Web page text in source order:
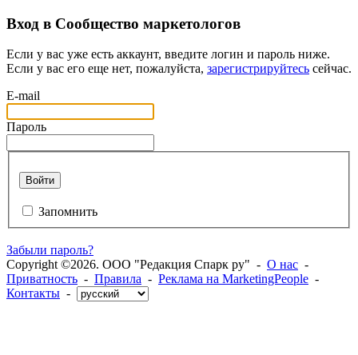
Вход в Сообщество маркетологов
Если у вас уже есть аккаунт, введите логин и пароль ниже.
Если у вас его еще нет, пожалуйста, зарегистрируйтесь сейчас.
E-mail
Пароль
Войти
Запомнить
Забыли пароль?
Copyright ©2026. ООО "Редакция Спарк ру" - О нас -
Приватность - Правила - Реклама на MarketingPeople -
Контакты -